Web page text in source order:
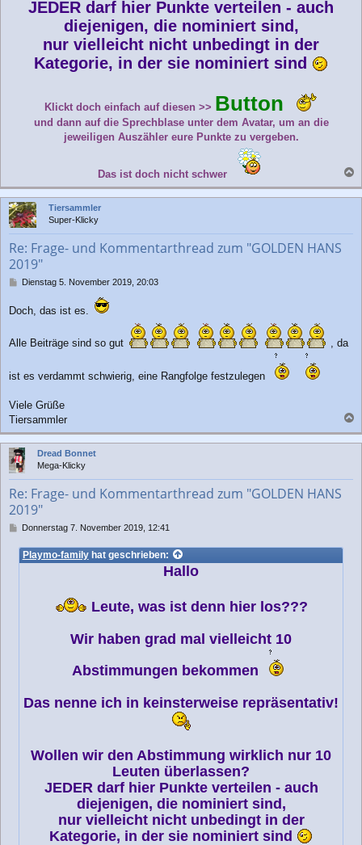
JEDER darf hier Punkte verteilen - auch
diejenigen, die nominiert sind,
nur vielleicht nicht unbedingt in der
Kategorie, in der sie nominiert sind
Klickt doch einfach auf diesen >> Button
und dann auf die Sprechblase unter dem Avatar, um an die
jeweiligen Auszähler eure Punkte zu vergeben.
Das ist doch nicht schwer
a
c
Tiersammler
Super-Klicky
Re: Frage- und Kommentarthread zum "GOLDEN HANS
2019"
B
t
a
Dienstag 5. November 2019, 20:03
Doch, das ist es.
Alle Beiträge sind so gut , da
ist es verdammt schwierig, eine Rangfolge festzulegen
Viele Grüße
Tiersammler
a
c
Dread Bonnet
Mega-Klicky
Re: Frage- und Kommentarthread zum "GOLDEN HANS
2019"
B
i
t
Donnerstag 7. November 2019, 12:41
Playmo-familyhat geschrieben:
Hallo
Leute, was ist denn hier los???
Wir haben grad mal vielleicht 10
Abstimmungen bekommen
Das nenne ich in keinsterweise repräsentativ!
Wollen wir den Abstimmung wirklich nur 10
Leuten überlassen?
JEDER darf hier Punkte verteilen - auch
diejenigen, die nominiert sind,
nur vielleicht nicht unbedingt in der
Kategorie, in der sie nominiert sind